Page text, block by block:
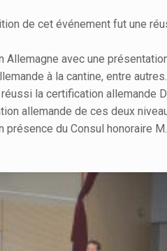
de cet événement fut une
avec une
à la cantine, entre autres.
la certification allemande
allemande de ces deux
présence du Consul honoraire